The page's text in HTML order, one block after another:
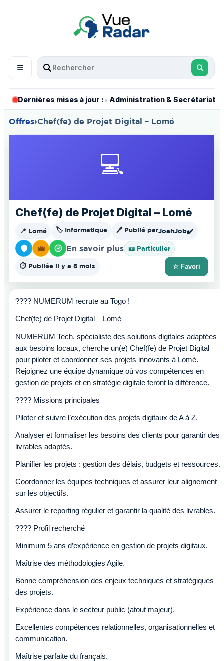
Dernières mises à jour :• Administration & Secrétariat
Offres›Chef(fe) de Projet Digital – Lomé
💻
Chef(fe) de Projet Digital – Lomé
📍 Lomé 🏷️ Informatique 🖊️ Publié parJoahJob✔️
En savoir plus 🪪 Particulier
⏱️ Publiée il y a 8 mois ☆ Favori
???? NUMERUM recrute au Togo !
Chef(fe) de Projet Digital – Lomé
NUMERUM Tech, spécialiste des solutions digitales adaptées
aux besoins locaux, cherche un(e) Chef(fe) de Projet Digital
pour piloter et coordonner ses projets innovants à Lomé.
Rejoignez une équipe dynamique où vos compétences en
gestion de projets et en stratégie digitale feront la différence.
???? Missions principales
Piloter et suivre l’exécution des projets digitaux de A à Z.
Analyser et formaliser les besoins des clients pour garantir des
livrables adaptés.
Planifier les projets : gestion des délais, budgets et ressources.
Coordonner les équipes techniques et assurer leur alignement
sur les objectifs.
Assurer le reporting régulier et garantir la qualité des livrables.
???? Profil recherché
Minimum 5 ans d’expérience en gestion de projets digitaux.
Maîtrise des méthodologies Agile.
Bonne compréhension des enjeux techniques et stratégiques
des projets.
Expérience dans le secteur public (atout majeur).
Excellentes compétences relationnelles, organisationnelles et
communication.
Maîtrise parfaite du français.